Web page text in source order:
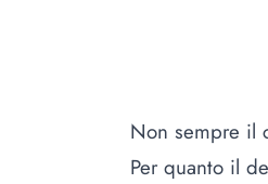
Non sempre il
Per quanto il